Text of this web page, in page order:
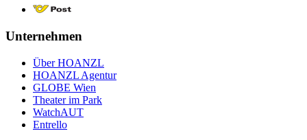
Unternehmen
Über HOANZL
HOANZL Agentur
GLOBE Wien
Theater im Park
WatchAUT
Entrello